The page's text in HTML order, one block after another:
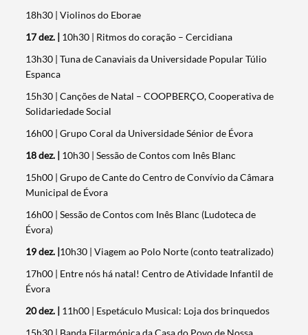
18h30 | Violinos do Eborae
17 dez. | 10h30 | Ritmos do coração – Cercidiana
13h30 | Tuna de Canaviais da Universidade Popular Túlio
Espanca
15h30 | Canções de Natal – COOPBERÇO, Cooperativa de
Solidariedade Social
16h00 | Grupo Coral da Universidade Sénior de Évora
18 dez. | 10h30 | Sessão de Contos com Inês Blanc
15h00 | Grupo de Cante do Centro de Convívio da Câmara
Municipal de Évora
16h00 | Sessão de Contos com Inês Blanc (Ludoteca de
Évora)
19 dez. |10h30 | Viagem ao Polo Norte (conto teatralizado)
17h00 | Entre nós há natal! Centro de Atividade Infantil de
Évora
20 dez. | 11h00 | Espetáculo Musical: Loja dos brinquedos
15h30 | Banda Filarmónica da Casa do Povo de Nossa